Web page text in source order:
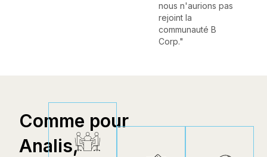
nous n'aurions pas
rejoint la
communauté B
Corp."
Comme pour
Analis,